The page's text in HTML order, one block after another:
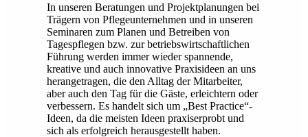
In unseren Beratungen und Projektplanungen bei
Trägern von Pflegeunternehmen und in unseren
Seminaren zum Planen und Betreiben von
Tagespflegen bzw. zur betriebswirtschaftlichen
Führung werden immer wieder spannende,
kreative und auch innovative Praxisideen an uns
herangetragen, die den Alltag der Mitarbeiter,
aber auch den Tag für die Gäste, erleichtern oder
verbessern. Es handelt sich um „Best Practice“-
Ideen, da die meisten Ideen praxiserprobt und
sich als erfolgreich herausgestellt haben.